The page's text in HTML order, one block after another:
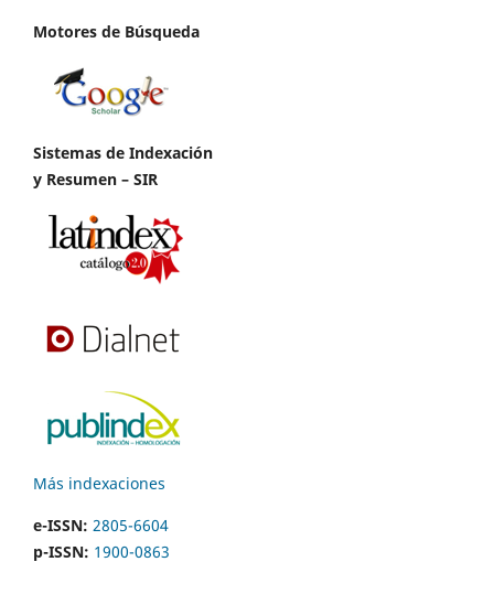
Motores de Búsqueda
Sistemas de Indexación
y Resumen – SIR
Más indexaciones
e-ISSN: 2805-6604
p-ISSN: 1900-0863